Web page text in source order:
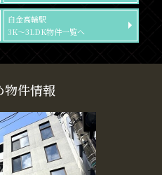
白金高輪駅
3K～3LDK物件一覧へ
物件情報